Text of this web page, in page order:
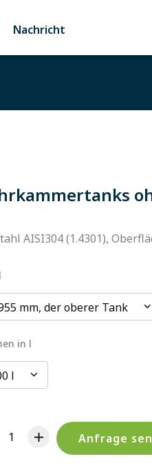
Nachricht
AISI304 (1.4301),
mm, der oberer Tank
in l
l
Anfrage